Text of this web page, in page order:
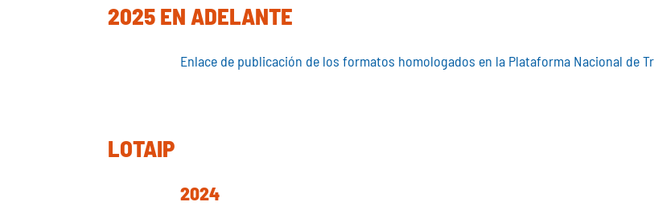
2025 EN ADELANTE
Enlace de publicación de los formatos homologados en la Plataforma Nacional de
LOTAIP
2024